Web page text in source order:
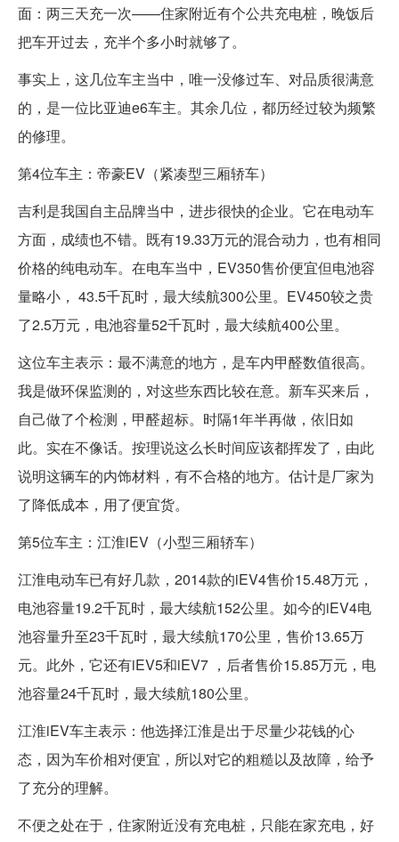
面：两三天充一次——住家附近有个公共充电桩，晚饭后
把车开过去，充半个多小时就够了。
事实上，这几位车主当中，唯一没修过车、对品质很满意
的，是一位比亚迪e6车主。其余几位，都历经过较为频繁
的修理。
第4位车主：帝豪EV（紧凑型三厢轿车）
吉利是我国自主品牌当中，进步很快的企业。它在电动车
方面，成绩也不错。既有19.33万元的混合动力，也有相同
价格的纯电动车。在电车当中，EV350售价便宜但电池容
量略小， 43.5千瓦时，最大续航300公里。EV450较之贵
了2.5万元，电池容量52千瓦时，最大续航400公里。
这位车主表示：最不满意的地方，是车内甲醛数值很高。
我是做环保监测的，对这些东西比较在意。新车买来后，
自己做了个检测，甲醛超标。时隔1年半再做，依旧如
此。实在不像话。按理说这么长时间应该都挥发了，由此
说明这辆车的内饰材料，有不合格的地方。估计是厂家为
了降低成本，用了便宜货。
第5位车主：江淮iEV（小型三厢轿车）
江淮电动车已有好几款，2014款的iEV4售价15.48万元，
电池容量19.2千瓦时，最大续航152公里。如今的iEV4电
池容量升至23千瓦时，最大续航170公里，售价13.65万
元。此外，它还有iEV5和iEV7 ，后者售价15.85万元，电
池容量24千瓦时，最大续航180公里。
江淮iEV车主表示：他选择江淮是出于尽量少花钱的心
态，因为车价相对便宜，所以对它的粗糙以及故障，给予
了充分的理解。
不便之处在于，住家附近没有充电桩，只能在家充电，好